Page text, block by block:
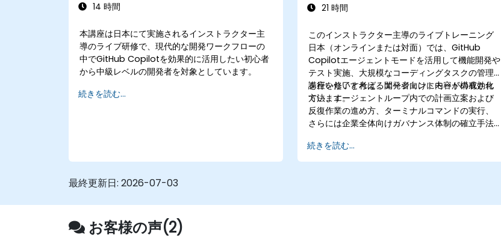
14 時間
本講座は日本にて実施されるインストラクター主
導のライブ研修で、現代的な開発ワークフローの
中でGitHub Copilotを効果的に活用したい初心者
から中級レベルの開発者を対象としています。
続きを読む...
21 時間
このインストラクター主導のライブトレーニング
日本（オンラインまたは対面）では、GitHub
Copilotエージェントモードを活用して機能開発や
テスト実施、大規模なコーディングタスクの管理
を行いたいと考える開発者向けに内容が構成され
ています。
講座を修了すれば、エージェントモードの有効化
方法、エージェントループ内での計画立案および
反復作業の進め方、ターミナルコマンドの実行、
さらには企業全体向けガバナンス体制の確立手法
続きを読む...
最終更新日: 2026-07-03
お客様の声(2)